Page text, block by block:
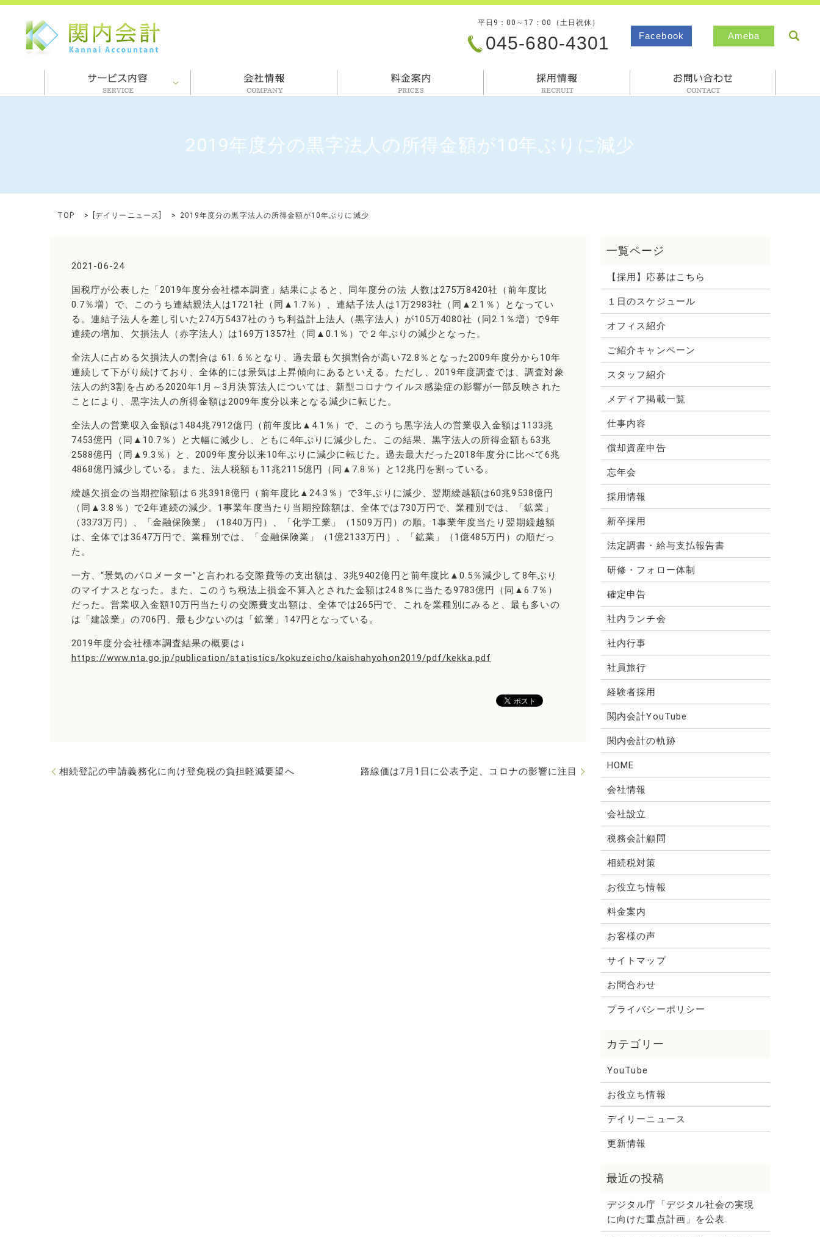
平日9：00～17：00（土日祝休）
045-680-4301 Facebook Ameba
2019年度分の黒字法人の所得金額が10年ぶりに減少
TOP [デイリーニュース 2019年度分の黒字法人の所得金額が10年ぶりに減少
2021-06-24
国税庁が公表した「2019年度分会社標本調査」結果によると、同年度分の法 人数は275万8420社（前年度比
0.7％増）で、このうち連結親法人は1721社（同▲1.7％）、連結子法人は1万2983社（同▲2.1％）となってい
る。連結子法人を差し引いた274万5437社のうち利益計上法人（黒字法人）が105万4080社（同2.1％増）で9年
連続の増加、欠損法人（赤字法人）は169万1357社（同▲0.1％）で２年ぶりの減少となった。
全法人に占める欠損法人の割合は 61. 6％となり、過去最も欠損割合が高い72.8％となった2009年度分から10年
連続して下がり続けており、全体的には景気は上昇傾向にあるといえる。ただし、2019年度調査では、調査対象
法人の約3割を占める2020年1月～3月決算法人については、新型コロナウイルス感染症の影響が一部反映された
ことにより、黒字法人の所得金額は2009年度分以来となる減少に転じた。
全法人の営業収入金額は1484兆7912億円（前年度比▲4.1％）で、このうち黒字法人の営業収入金額は1133兆
7453億円（同▲10.7％）と大幅に減少し、ともに4年ぶりに減少した。この結果、黒字法人の所得金額も63兆
2588億円（同▲9.3％）と、2009年度分以来10年ぶりに減少に転じた。過去最大だった2018年度分に比べて6兆
4868億円減少している。また、法人税額も11兆2115億円（同▲7.8％）と12兆円を割っている。
繰越欠損金の当期控除額は６兆3918億円（前年度比▲24.3％）で3年ぶりに減少、翌期繰越額は60兆9538億円
（同▲3.8％）で2年連続の減少。1事業年度当たり当期控除額は、全体では730万円で、業種別では、「鉱業」
（3373万円）、「金融保険業」（1840万円）、「化学工業」（1509万円）の順。1事業年度当たり翌期繰越額
は、全体では3647万円で、業種別では、「金融保険業」（1億2133万円）、「鉱業」（1億485万円）の順だっ
た。
一方、“景気のバロメーター”と言われる交際費等の支出額は、3兆9402億円と前年度比▲0.5％減少して8年ぶり
のマイナスとなった。また、このうち税法上損金不算入とされた金額は24.8％に当たる9783億円（同▲6.7％）
だった。営業収入金額10万円当たりの交際費支出額は、全体では265円で、これを業種別にみると、最も多いの
は「建設業」の706円、最も少ないのは「鉱業」147円となっている。
2019年度分会社標本調査結果の概要は↓
https://www.nta.go.jp/publication/statistics/kokuzeicho/kaishahyohon2019/pdf/kekka.pdf
相続登記の申請義務化に向け登免税の負担軽減要望へ 路線価は7月1日に公表予定、コロナの影響に注目
【採用】応募はこちら
１日のスケジュール
オフィス紹介
ご紹介キャンペーン
スタッフ紹介
メディア掲載一覧
仕事内容
償却資産申告
忘年会
採用情報
新卒採用
法定調書・給与支払報告書
研修・フォロー体制
確定申告
社内ランチ会
社内行事
社員旅行
経験者採用
関内会計YouTube
関内会計の軌跡
HOME
会社情報
会社設立
税務会計顧問
相続税対策
お役立ち情報
料金案内
お客様の声
サイトマップ
お問合わせ
プライバシーポリシー
YouTube
お役立ち情報
デイリーニュース
更新情報
デジタル庁「デジタル社会の実現
に向けた重点計画」を公表